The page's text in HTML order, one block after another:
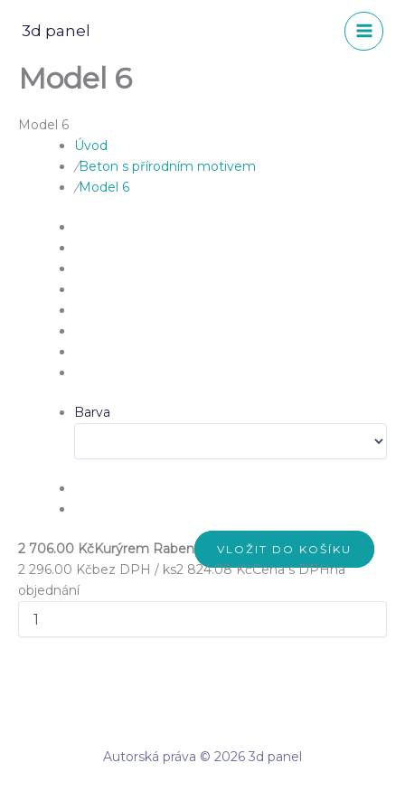
3d panel
Model 6
Model 6
Úvod
/Beton s přírodním motivem
/Model 6
Barva
2 706.00 KčKurýrem Raben VLOŽIT DO KOŠÍKU
2 296.00 Kčbez DPH / ks2 824.08 KčCena s DPHna
objednání
Autorská práva © 2026 3d panel